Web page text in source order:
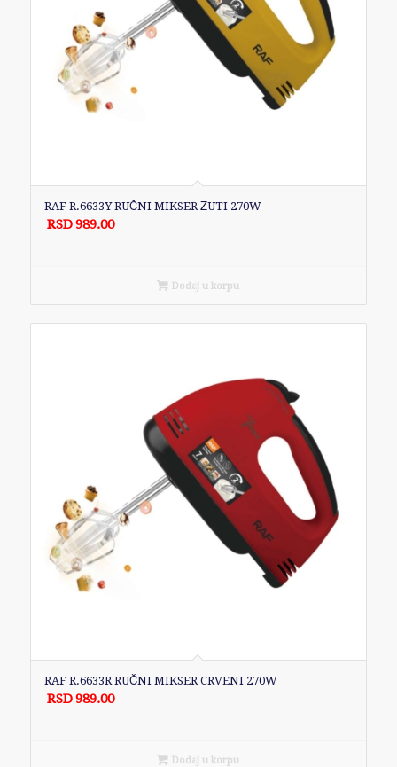
RAF R.6633Y RUČNI MIKSER ŽUTI 270W
RSD989.00
Dodaj u korpu
RAF R.6633R RUČNI MIKSER CRVENI 270W
RSD989.00
Dodaj u korpu